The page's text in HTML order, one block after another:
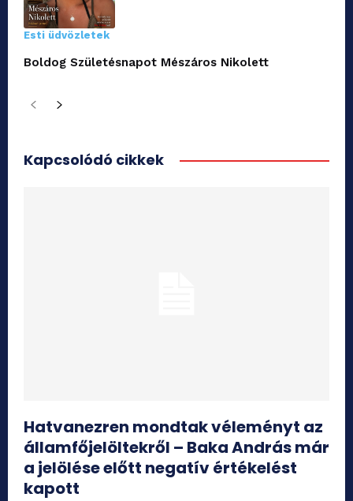
Esti üdvözletek
Boldog Születésnapot Mészáros Nikolett
Kapcsolódó cikkek
Hatvanezren mondtak véleményt az
államfőjelöltekről – Baka András már
a jelölése előtt negatív értékelést
kapott